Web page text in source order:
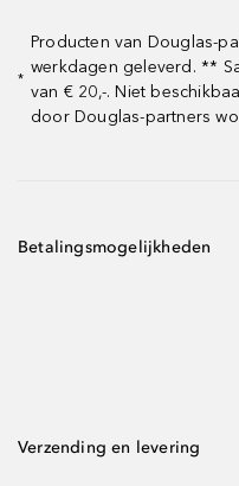
*
Producten van Douglas-
werkdagen geleverd. **
van € 20,-. Niet
door Douglas-partners
Betalingsmogelijkheden
Verzending en levering